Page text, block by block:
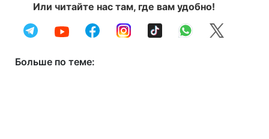
Или читайте нас там, где вам удобно!
Больше по теме: